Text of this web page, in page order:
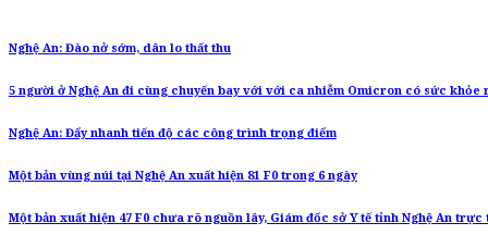
Nghệ An: Đào nở sớm, dân lo thất thu
5 người ở Nghệ An đi cùng chuyến bay với với ca nhiễm Omicron có sức khỏe
Nghệ An: Đẩy nhanh tiến độ các công trình trọng điểm
Một bản vùng núi tại Nghệ An xuất hiện 81 F0 trong 6 ngày
Một bản xuất hiện 47 F0 chưa rõ nguồn lây, Giám đốc sở Y tế tỉnh Nghệ An